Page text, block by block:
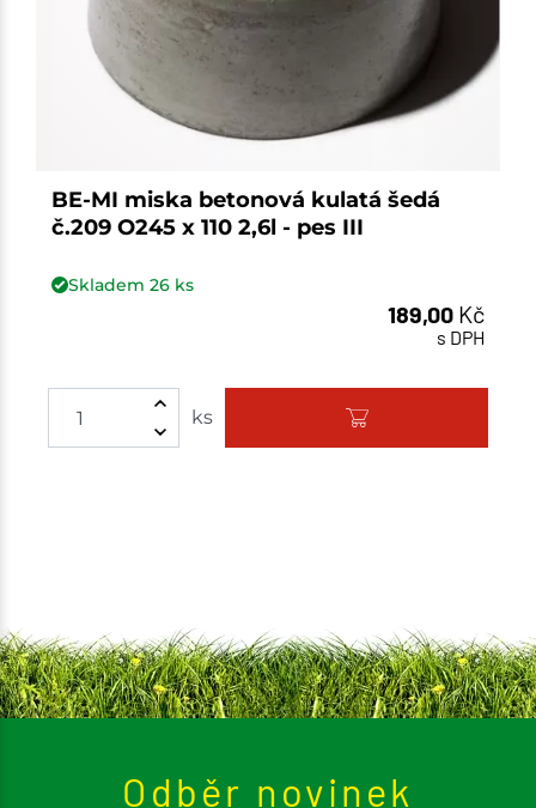
BE-MI miska betonová kulatá šedá
č.209 O245 x 110 2,6l - pes III
Skladem 26ks
189,00 Kč
s DPH
ks Množství
Odběr novinek